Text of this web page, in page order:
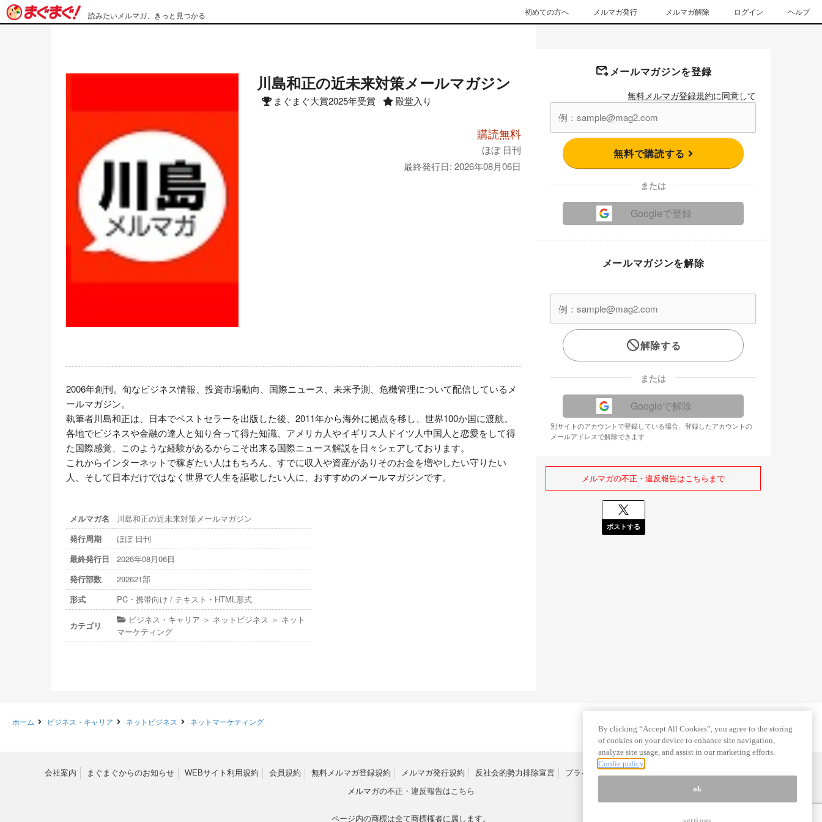
読みたいメルマガ、きっと見つかる 初めての方へ メルマガ発行 メルマガ解除 ログイン ヘルプ
川島和正の近未来対策メールマガジン
まぐまぐ大賞2025年受賞 殿堂入り
購読無料
ほぼ 日刊
最終発行日: 2026年08月06日
2006年創刊。旬なビジネス情報、投資市場動向、国際ニュース、未来予測、危機管理について配信しているメ
ールマガジン。
執筆者川島和正は、日本でベストセラーを出版した後、2011年から海外に拠点を移し、世界100か国に渡航。
各地でビジネスや金融の達人と知り合って得た知識、アメリカ人やイギリス人ドイツ人中国人と恋愛をして得
た国際感覚、このような経験があるからこそ出来る国際ニュース解説を日々シェアしております。
これからインターネットで稼ぎたい人はもちろん、すでに収入や資産がありそのお金を増やしたい守りたい
人、そして日本だけではなく世界で人生を謳歌したい人に、おすすめのメールマガジンです。
メルマガ名
川島和正の近未来対策メールマガジン
発行周期
ほぼ 日刊
最終発行日
2026年08月06日
発行部数
292621部
形式
PC・携帯向け / テキスト・HTML形式
カテゴリ
ビジネス・キャリア ＞ ネットビジネス ＞ ネット
マーケティング
メールマガジンを登録
無料メルマガ登録規約に同意して
無料で購読する
または
Googleで登録
メールマガジンを解除
解除する
または
Googleで解除
別サイトのアカウントで登録している場合、登録したアカウントの
メールアドレスで解除できます
メルマガの不正・違反報告はこちらまで
ポストする
ホーム ビジネス・キャリア ネットビジネス ネットマーケティング
会社案内 まぐまぐからのお知らせ WEBサイト利用規約 会員規約 無料メルマガ登録規約 メルマガ発行規約 反社会的勢力排除宣言 プライバシーポリシー
メルマガの不正・違反報告はこちら
ページ内の商標は全て商標権者に属します。
By clicking “Accept All Cookies”, you agree to the storing
of cookies on your device to enhance site navigation,
analyze site usage, and assist in our marketing efforts.
Coolie policy
ok